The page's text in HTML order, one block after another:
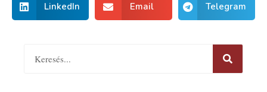
LinkedIn Email Telegram